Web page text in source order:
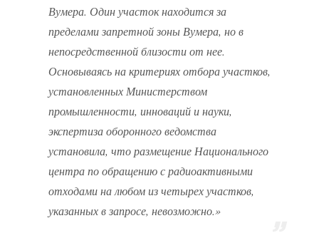
Вумера. Один участок находится за
пределами запретной зоны Вумера, но в
непосредственной близости от нее.
Основываясь на критериях отбора участков,
установленных Министерством
промышленности, инноваций и науки,
экспертиза оборонного ведомства
установила, что размещение Национального
центра по обращению с радиоактивными
отходами на любом из четырех участков,
указанных в запросе, невозможно.»